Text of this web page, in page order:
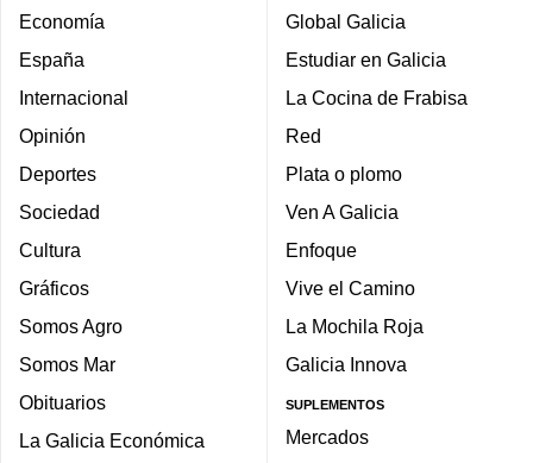
Economía
España
Internacional
Opinión
Deportes
Sociedad
Cultura
Gráficos
Somos Agro
Somos Mar
Obituarios
La Galicia Económica
Global Galicia
Estudiar en Galicia
La Cocina de Frabisa
Red
Plata o plomo
Ven A Galicia
Enfoque
Vive el Camino
La Mochila Roja
Galicia Innova
SUPLEMENTOS
Mercados